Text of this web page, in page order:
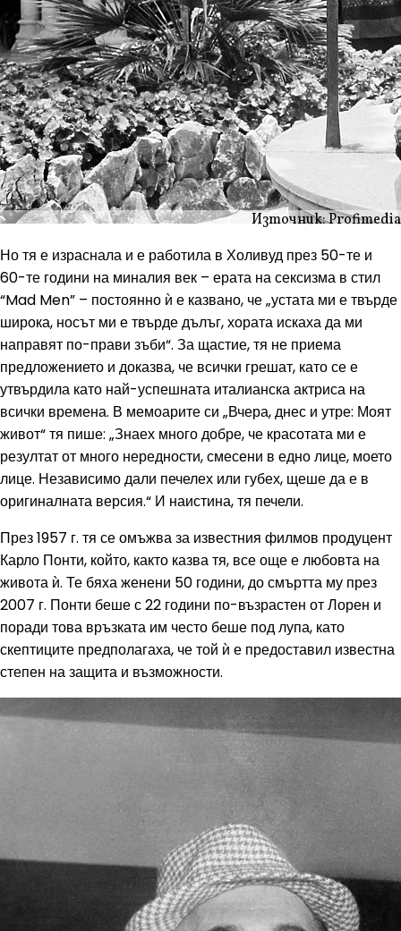
Източник: Profimedia
Но тя е израснала и е работила в Холивуд през 50-те и
60-те години на миналия век – ерата на сексизма в стил
“Mad Men” – постоянно ѝ е казвано, че „устата ми е твърде
широка, носът ми е твърде дълъг, хората искаха да ми
направят по-прави зъби“. За щастие, тя не приема
предложението и доказва, че всички грешат, като се е
утвърдила като най-успешната италианска актриса на
всички времена. В мемоарите си „Вчера, днес и утре: Моят
живот“ тя пише: „Знаех много добре, че красотата ми е
резултат от много нередности, смесени в едно лице, моето
лице. Независимо дали печелех или губех, щеше да е в
оригиналната версия.“ И наистина, тя печели.
През 1957 г. тя се омъжва за известния филмов продуцент
Карло Понти, който, както казва тя, все още е любовта на
живота ѝ. Те бяха женени 50 години, до смъртта му през
2007 г. Понти беше с 22 години по-възрастен от Лорен и
поради това връзката им често беше под лупа, като
скептиците предполагаха, че той ѝ е предоставил известна
степен на защита и възможности.